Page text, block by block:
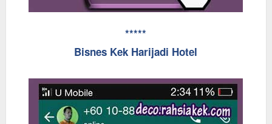
*****
Bisnes Kek Harijadi Hotel